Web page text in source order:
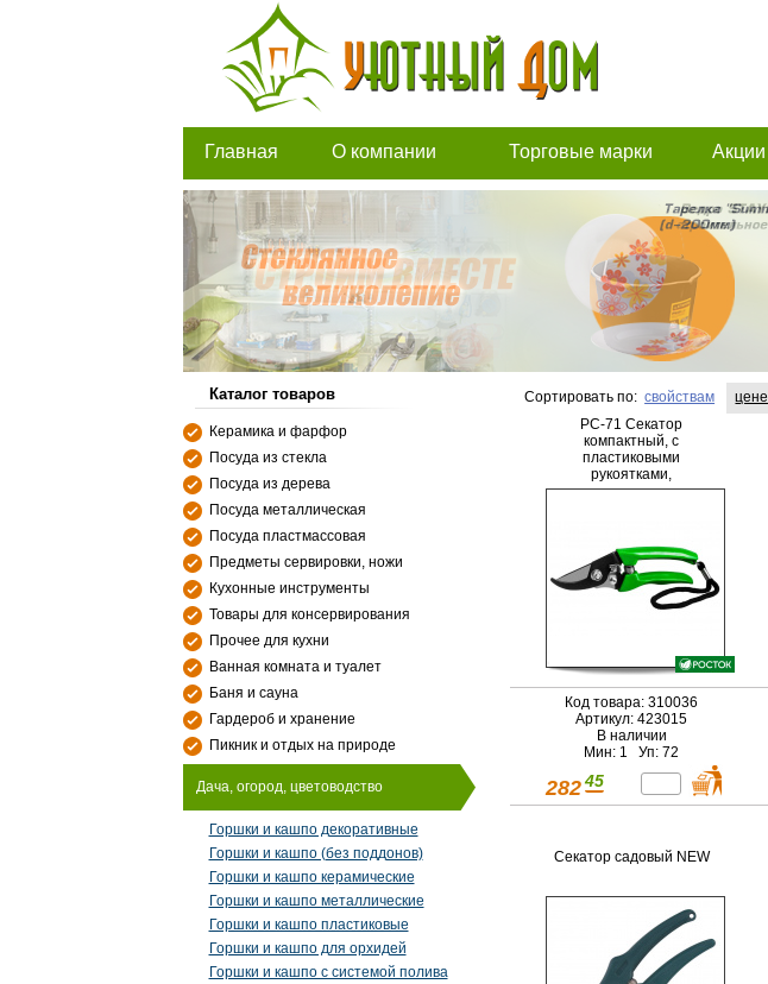
Главная О компании Торговые марки Акции
Каталог товаров
Керамика и фарфор
Посуда из стекла
Посуда из дерева
Посуда металлическая
Посуда пластмассовая
Предметы сервировки, ножи
Кухонные инструменты
Товары для консервирования
Прочее для кухни
Ванная комната и туалет
Баня и сауна
Гардероб и хранение
Пикник и отдых на природе
Дача, огород, цветоводство
Горшки и кашпо декоративные
Горшки и кашпо (без поддонов)
Горшки и кашпо керамические
Горшки и кашпо металлические
Горшки и кашпо пластиковые
Горшки и кашпо для орхидей
Горшки и кашпо с системой полива
Сортировать по: свойствам цене
PC-71 Секатор
компактный, с
пластиковыми
рукоятками,
плоскостной, 180 мм,
Код товара: 310036
Артикул: 423015
В наличии
Мин: 1 Уп: 72
282 45
Секатор садовый NEW